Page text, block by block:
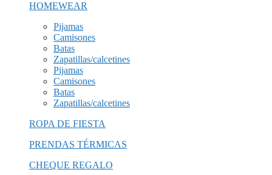
HOMEWEAR
Pijamas
Camisones
Batas
Zapatillas/calcetines
Pijamas
Camisones
Batas
Zapatillas/calcetines
ROPA DE FIESTA
PRENDAS TÉRMICAS
CHEQUE REGALO